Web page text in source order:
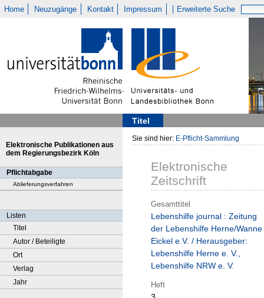
Home Neuzugänge Kontakt Impressum Erweiterte Suche
Titel
Elektronische Publikationen aus
dem Regierungsbezirk Köln
Pflichtabgabe
Ablieferungsverfahren
Listen
Titel
Autor / Beteiligte
Ort
Verlag
Jahr
Sie sind hier: E-Pflicht-Sammlung
Elektronische
Zeitschrift
Gesamttitel
Lebenshilfe journal : Zeitung
der Lebenshilfe Herne/Wanne
Eickel e.V. / Herausgeber:
Lebenshilfe Herne e. V.,
Lebenshilfe NRW e. V.
Heft